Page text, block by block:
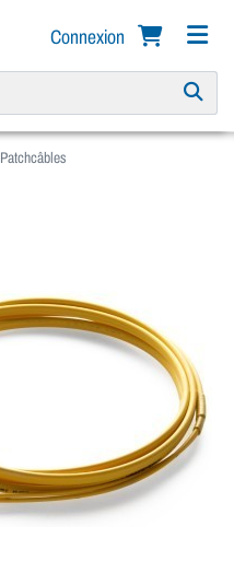
Connexion
Patchcâbles